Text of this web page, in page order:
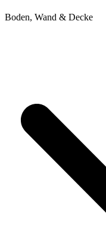
Boden, Wand & Decke